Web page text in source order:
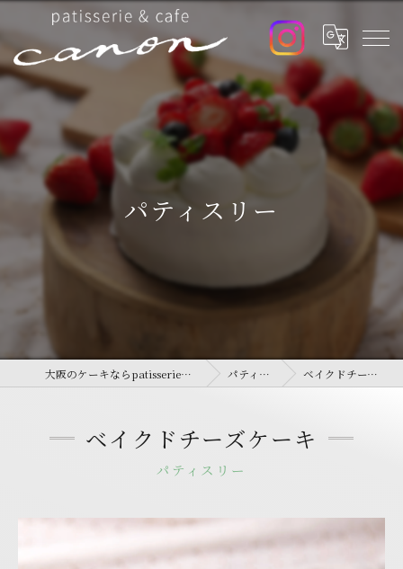
パティスリー
大阪のケーキならpatisserie&cafe canon パティスリー ベイクドチーズケーキ
パティスリー
ベイクドチーズケーキ